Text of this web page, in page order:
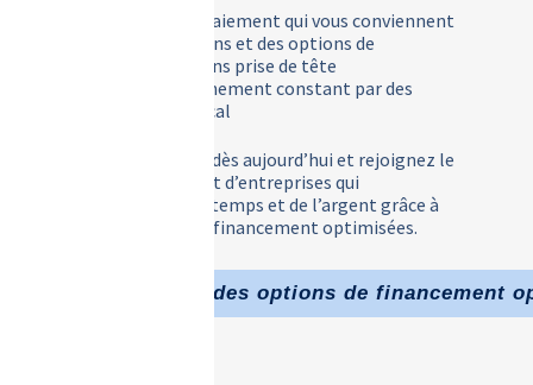
Des plans de paiement qui vous conviennent
Des tarifications et des options de
facturation sans prise de tête
Un accompagnement constant par des
experts, en local
Contactez-nous dès aujourd’hui et rejoignez le
nombre croissant d’entreprises qui
économisent du temps et de l’argent grâce à
nos solutions de financement optimisées.
Demander des options de financement